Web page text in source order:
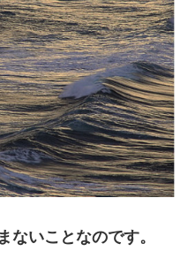
ないことなのです。